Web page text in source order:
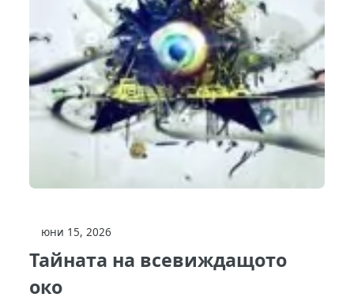
юни 15, 2026
Тайната на всевиждащото
око